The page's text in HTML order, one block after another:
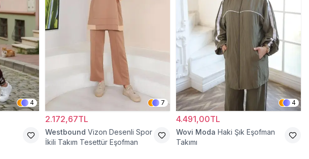
4 7
2.172,67TL
Westbound Vizon Desenli Spor
İkili Takım Tesettür Eşofman
4
4.491,00TL
Wovi Moda Haki Şık Eşofman
Takımı